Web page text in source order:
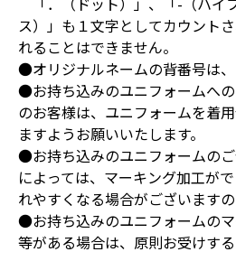
ス）」も１文字としてカウント
れることはできません。
●オリジナルネームの背番号は、
●お持ち込みのユニフォームへ
のお客様は、ユニフォームを着
ますようお願いいたします。
●お持ち込みのユニフォームの
によっては、マーキング加工が
れやすくなる場合がございます
●お持ち込みのユニフォームの
等がある場合は、原則お受けす